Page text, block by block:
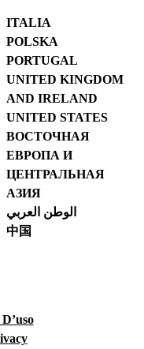
ITALIA
POLSKA
PORTUGAL
UNITED KINGDOM
AND IRELAND
UNITED STATES
ВОСТОЧНАЯ
ЕВРОПА И
ЦЕНТРАЛЬНАЯ
АЗИЯ
الوطن العربي
中国